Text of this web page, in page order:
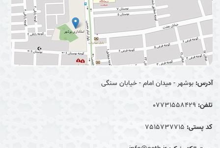
آدرس: بوشهر - میدان امام - خیابان سنگی
تلفن: 07731558429
کد پستی: 7515737715